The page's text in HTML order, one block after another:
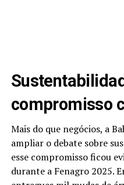
compromisso
Mais do que negócios, a
ampliar o debate sobre
esse compromisso ficou
durante a Fenagro 2025.